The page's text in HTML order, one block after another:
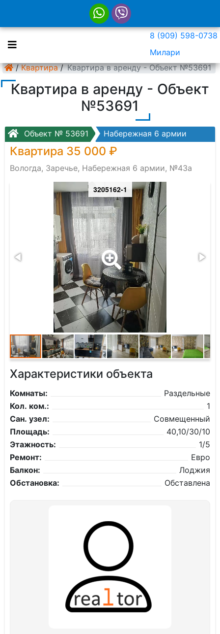
8 (909) 598-0738
Милари
/ Квартира / Квартира в аренду - Объект №53691
Квартира в аренду - Объект
№53691
Объект № 53691 Набережная 6 армии
Квартира 35 000 ₽
Вологда, Заречье, Набережная 6 армии, №43а
3205162-1
Характеристики объекта
Комнаты:
Раздельные
Кол. ком.:
1
Сан. узел:
Совмещенный
Площадь:
40,10/30/10
Этажность:
1/5
Ремонт:
Евро
Балкон:
Лоджия
Обстановка:
Обставлена